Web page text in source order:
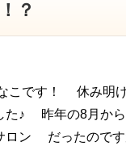
？
こです！ 休み明
た♪ 昨年の8月か
ロン だったので